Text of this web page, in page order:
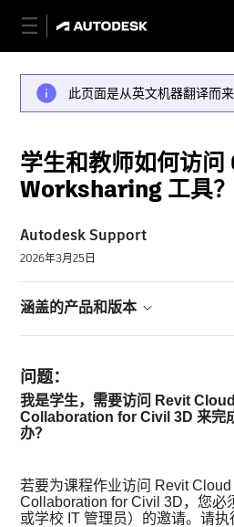
此页面是从英文机器翻译而来
学生和教师如何访问
Worksharing 工具？
Autodesk Support
2026年3月25日
涵盖的产品和版本
问题：
我是学生，需要访问 Revit
Collaboration for Civil 3D 来完
办？
若要为课程作业访问 Revit
Collaboration for Civil 3D，您必
或学校 IT 管理员）的邀请。请执